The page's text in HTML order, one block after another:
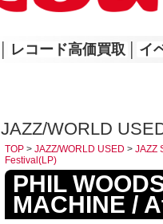
レコード高価買取 イ
JAZZ/WORLD
TOP > JAZZ/WORLD USED > JAZZ
Festival(LP)
PHIL
MACHINE /